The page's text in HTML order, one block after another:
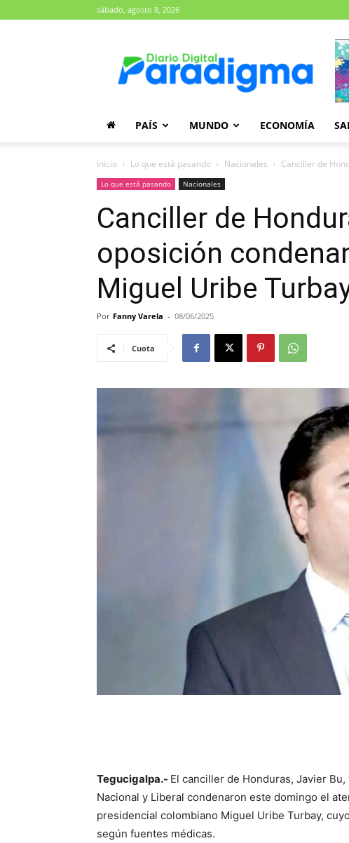
sábado, agosto 8, 2026
Paradigma
PAÍS MUNDO ECONOMÍA
Inicio Lo que está pasando Nacionales Canciller de
Lo que está pasando Nacionales
Canciller de
oposición
Miguel Uribe
Por Fanny Varela - 08/06/2025
Cuota
Tegucigalpa.- El canciller de Honduras, Javier
Nacional y Liberal condenaron este domingo el
presidencial colombiano Miguel Uribe Turbay,
según fuentes médicas.